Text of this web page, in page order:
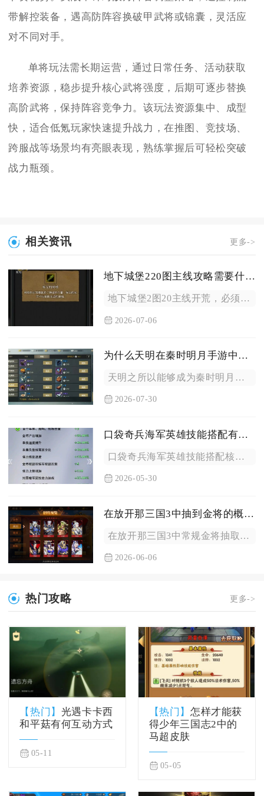
带解控装备，遇高防阵容换破甲武将或锦囊，灵活应
对不同对手。
单将玩法需长期运营，通过日常任务、活动获取
培养资源，稳步提升核心武将强度，后期可逐步替换
高阶武将，保持阵容竞争力。该玩法资源集中、成型
快，适合低氪玩家快速提升战力，在推图、竞技场、
跨服战等场景均有亮眼表现，熟练掌握后可轻松突破
战力瓶颈。
相关资讯 更多->
地下城堡220图主线攻略需要什么装备
地下城堡2图20主线开荒，必须备好盾锤、红冠、星国袍、绿龙坠...
2026-07-06
为什么天明在秦时明月手游中拥有最强的实力
天明之所以能够成为秦时明月手游当中实力顶尖的角色，核心在于自...
2026-07-30
口袋奇兵海军英雄技能搭配有什么心得吗
口袋奇兵海军英雄技能搭配核心是围绕专属技能、稀有出征、海军增...
2026-05-30
在放开那三国3中抽到金将的概率有多大
在放开那三国3中常规金将抽取基础综合概率约为1.2%-1.8...
2026-06-06
热门攻略 更多->
【热门】 光遇卡卡西
和平菇有何互动方式
05-11
【热门】怎样才能获
得少年三国志2中的
马超皮肤
05-05